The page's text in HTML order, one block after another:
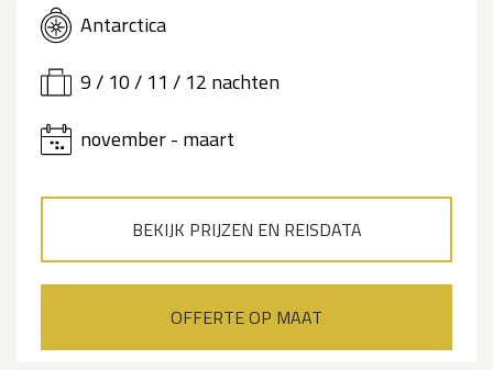
Antarctica
9 / 10 / 11 / 12 nachten
november - maart
BEKIJK PRIJZEN EN REISDATA
OFFERTE OP MAAT